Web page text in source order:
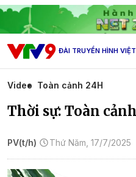
ĐÀI TRUYỀN HÌNH
Video Toàn cảnh 24H
Thời sự: Toàn
PV(t/h) Thứ Năm, 17/7/2025